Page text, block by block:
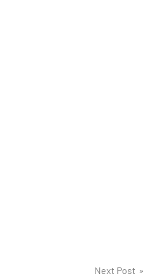
Next Post